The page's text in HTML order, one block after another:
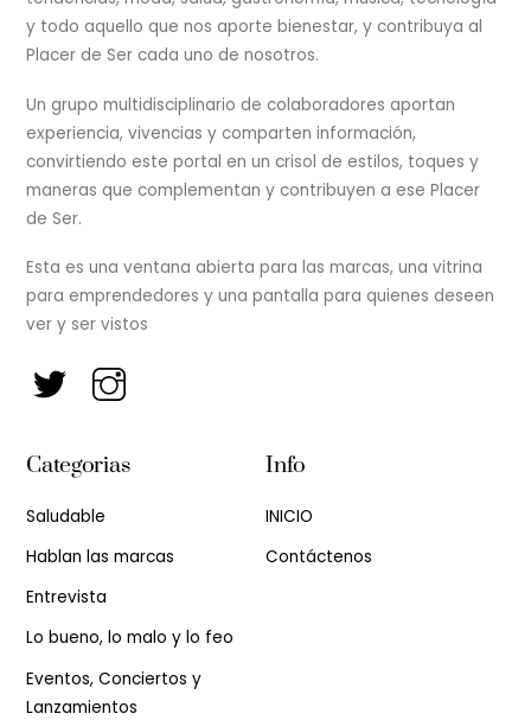
y todo aquello que nos aporte bienestar, y contribuya al
Placer de Ser cada uno de nosotros.
Un grupo multidisciplinario de colaboradores aportan
experiencia, vivencias y comparten información,
convirtiendo este portal en un crisol de estilos, toques y
maneras que complementan y contribuyen a ese Placer
de Ser.
Esta es una ventana abierta para las marcas, una vitrina
para emprendedores y una pantalla para quienes deseen
ver y ser vistos
Categorias
Saludable
Hablan las marcas
Entrevista
Lo bueno, lo malo y lo feo
Eventos, Conciertos y
Lanzamientos
Info
INICIO
Contáctenos